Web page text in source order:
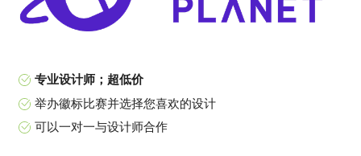
专业设计师；超低价
举办徽标比赛并选择您喜欢的设计
可以一对一与设计师合作